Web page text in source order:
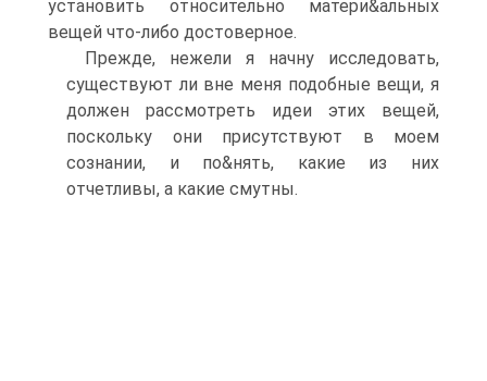
установить относительно матери&альных
вещей что-либо достоверное.
Прежде, нежели я начну исследовать,
существуют ли вне меня подобные вещи, я
должен рассмотреть идеи этих вещей,
поскольку они присутствуют в моем
сознании, и по&нять, какие из них
отчетливы, а какие смутны.